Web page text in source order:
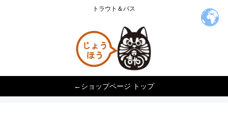
トラウト＆バス
←ショップページ トップ